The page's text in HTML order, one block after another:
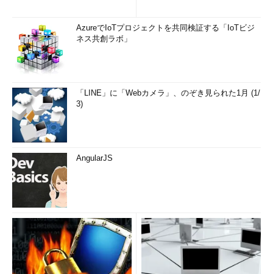
AzureでIoTプロジェクトを共同検証する「IoTビジ
ネス共創ラボ」
「LINE」に「Webカメラ」、のぞき見られた1月 (1/
3)
AngularJS